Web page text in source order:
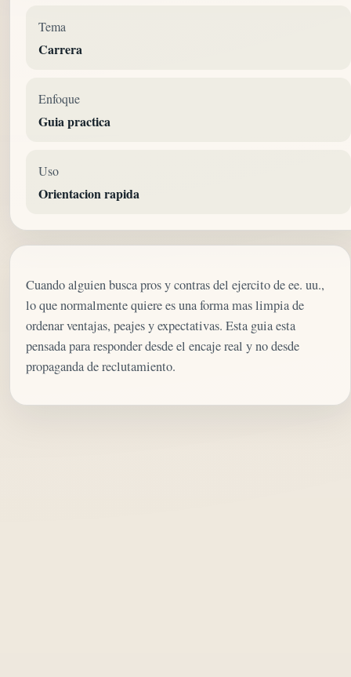
Tema
Carrera
Enfoque
Guia practica
Uso
Orientacion rapida
Cuando alguien busca pros y contras del ejercito de ee. uu.,
lo que normalmente quiere es una forma mas limpia de
ordenar ventajas, peajes y expectativas. Esta guia esta
pensada para responder desde el encaje real y no desde
propaganda de reclutamiento.